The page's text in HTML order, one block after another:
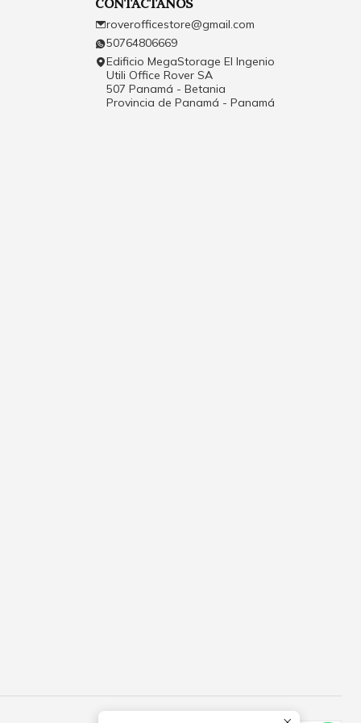
CONTÁCTANOS
roverofficestore@gmail.com
50764806669
Edificio MegaStorage El Ingenio
Utili Office Rover SA
507 Panamá - Betania
Provincia de Panamá - Panamá